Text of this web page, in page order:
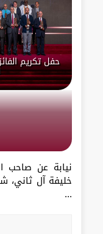
حفل تكريم
نيابة عن صاحب
خليفة آل
...